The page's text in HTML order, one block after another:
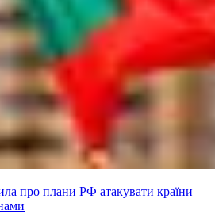
про плани РФ атакувати країни